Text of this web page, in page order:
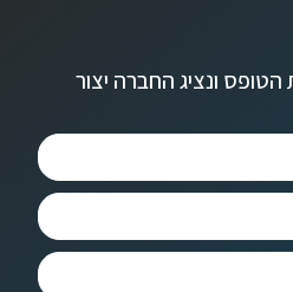
ונציג החברה יצור